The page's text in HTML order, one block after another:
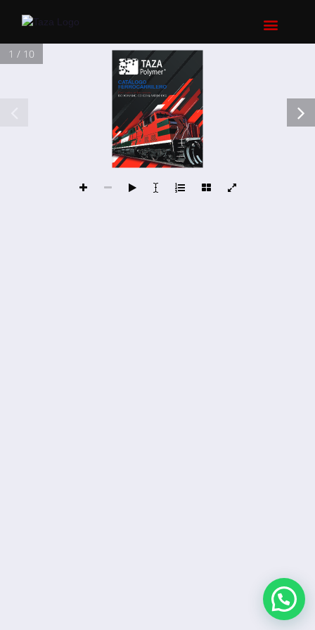
CATÁLOGO
FERROCARRILERO
Certificados en las normas:
ISO 9001/NMC-CC-003 & AAR/M-1003
1 / 10